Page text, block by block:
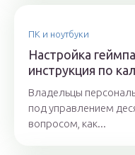
ПК и ноутбуки
Настройка
инструкция по
Владельцы
под управлением
вопросом, как...